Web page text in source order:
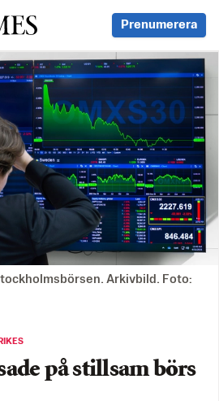
Prenumerera
Arkivbild. Foto:
på stillsam börs